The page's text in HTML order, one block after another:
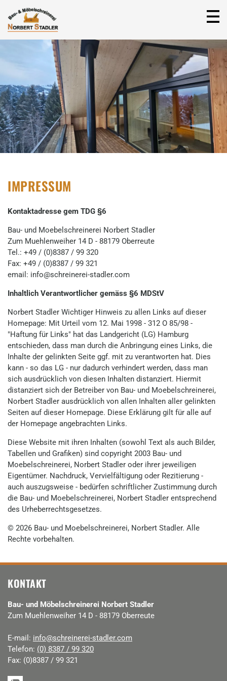
IMPRESSUM
Kontaktadresse gem TDG §6
Bau- und Moebelschreinerei Norbert Stadler
Zum Muehlenweiher 14 D - 88179 Oberreute
Tel.: +49 / (0)8387 / 99 320
Fax: +49 / (0)8387 / 99 321
email: info@schreinerei-stadler.com
Inhaltlich Verantwortlicher gemäss §6 MDStV
Norbert Stadler Wichtiger Hinweis zu allen Links auf dieser
Homepage: Mit Urteil vom 12. Mai 1998 - 312 O 85/98 -
"Haftung für Links" hat das Landgericht (LG) Hamburg
entschieden, dass man durch die Anbringung eines Links, die
Inhalte der gelinkten Seite ggf. mit zu verantworten hat. Dies
kann - so das LG - nur dadurch verhindert werden, dass man
sich ausdrücklich von diesen Inhalten distanziert. Hiermit
distanziert sich der Betreiber von Bau- und Moebelschreinerei,
Norbert Stadler ausdrücklich von allen Inhalten aller gelinkten
Seiten auf dieser Homepage. Diese Erklärung gilt für alle auf
der Homepage angebrachten Links.
Diese Website mit ihren Inhalten (sowohl Text als auch Bilder,
Tabellen und Grafiken) sind copyright 2003 Bau- und
Moebelschreinerei, Norbert Stadler oder ihrer jeweiligen
Eigentümer. Nachdruck, Vervielfältigung oder Rezitierung -
auch auszugsweise - bedürfen schriftlicher Zustimmung durch
die Bau- und Moebelschreinerei, Norbert Stadler entsprechend
des Urheberrechtsgesetzes.
© 2026 Bau- und Moebelschreinerei, Norbert Stadler. Alle
Rechte vorbehalten.
KONTAKT
Bau- und Möbelschreinerei Norbert Stadler
Zum Muehlenweiher 14 D - 88179 Oberreute
E-mail: info@schreinerei-stadler.com
Telefon: (0) 8387 / 99 320
Fax: (0)8387 / 99 321